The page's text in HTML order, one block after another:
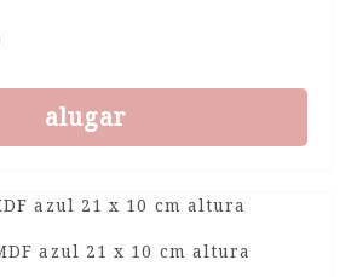
alugar
azul 21 x 10 cm altura